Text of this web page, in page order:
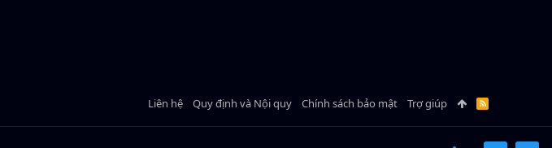
Liên hệ Quy định và Nội quy Chính sách bảo mật Trợ giúp
R
S
S